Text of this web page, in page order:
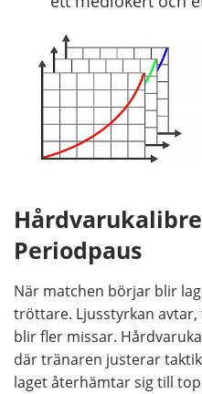
Periodpaus
När matchen börjar blir
tröttare. Ljusstyrkan
blir fler missar.
där tränaren justerar
laget återhämtar sig till